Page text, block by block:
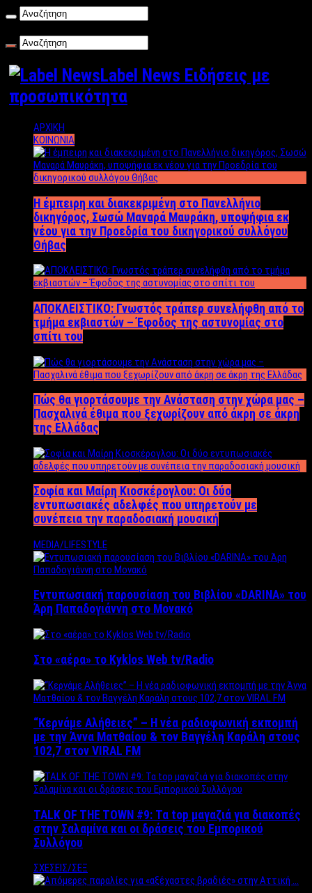
Label News Ειδήσεις με
προσωπικότητα
ΑΡΧΙΚΗ
ΚΟΙΝΩΝΙΑ
Η έμπειρη και διακεκριμένη στο Πανελλήνιο
δικηγόρος, Σωσώ Μαναρά Μαυράκη, υποψήφια εκ
νέου για την Προεδρία του δικηγορικού συλλόγου
Θήβας
ΑΠΟΚΛΕΙΣΤΙΚΟ: Γνωστός τράπερ συνελήφθη από το
τμήμα εκβιαστών – Έφοδος της αστυνομίας στο
σπίτι του
Πώς θα γιορτάσουμε την Ανάσταση στην χώρα μας –
Πασχαλινά έθιμα που ξεχωρίζουν από άκρη σε άκρη
της Ελλάδας
Σοφία και Μαίρη Κιοσκέρογλου: Οι δύο
εντυπωσιακές αδελφές που υπηρετούν με
συνέπεια την παραδοσιακή μουσική
MEDIA/LIFESTYLE
Εντυπωσιακή παρουσίαση του Βιβλίου «DARINA» του
Άρη Παπαδογιάννη στο Μονακό
Στο «αέρα» το Kyklos Web tv/Radio
“Kερνάμε Αλήθειες” – Η νέα ραδιοφωνική εκπομπή
με την Άννα Ματθαίου & τον Βαγγέλη Καράλη στους
102,7 στον VIRAL FM
TALK OF THE TOWN #9: Τα top μαγαζιά για διακοπές
στην Σαλαμίνα και οι δράσεις του Εμπορικού
Συλλόγου
ΣΧΕΣΕΙΣ/ΣΕΞ